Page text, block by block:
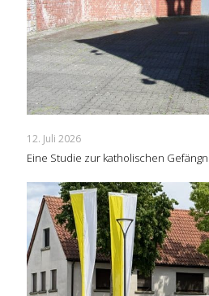
12. Juli 2026
Eine Studie zur katholischen